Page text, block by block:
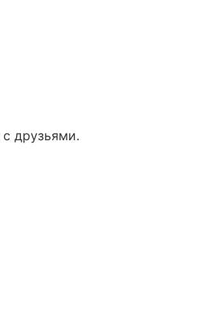
друзьями.